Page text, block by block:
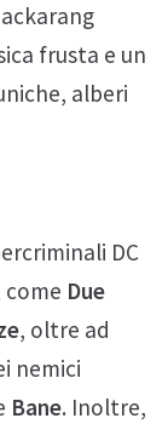
frusta e un
alberi
DC
Due
, oltre ad
nemici
Bane. Inoltre,